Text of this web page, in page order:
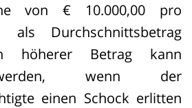
von € 10.000,00 pro
als Durchschnittsbetrag
höherer Betrag kann
wenn der
einen Schock erlitten